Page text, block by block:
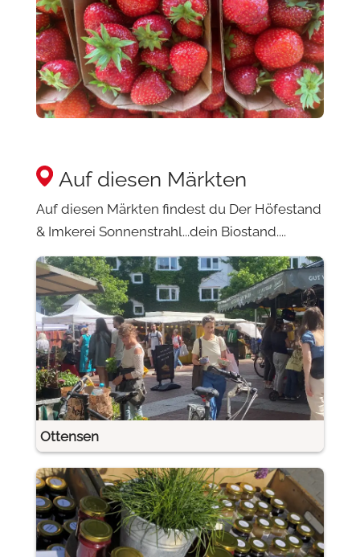
Auf diesen Märkten
Auf diesen Märkten findest du Der Höfestand
& Imkerei Sonnenstrahl...dein Biostand....
Ottensen